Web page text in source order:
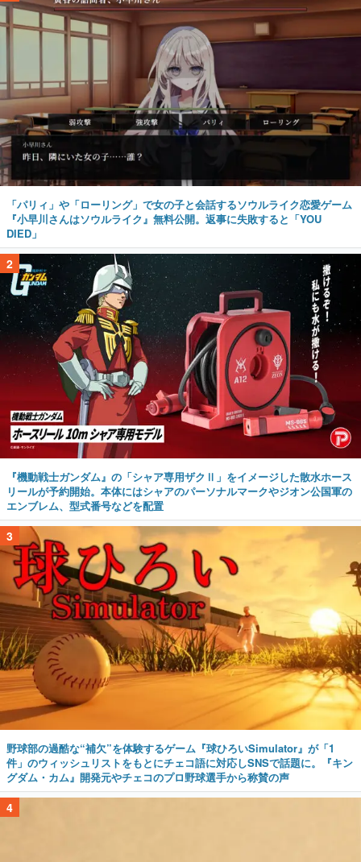
「パリィ」や「ローリング」で女の子と会話するソウルライク恋愛ゲーム
『小早川さんはソウルライク』無料公開。返事に失敗すると「YOU
DIED」
2
『機動戦士ガンダム』の「シャア専用ザクⅡ」をイメージした散水ホース
リールが予約開始。本体にはシャアのパーソナルマークやジオン公国軍の
エンブレム、型式番号などを配置
3
野球部の過酷な“補欠”を体験するゲーム『球ひろいSimulator』が「1
件」のウィッシュリストをもとにチェコ語に対応しSNSで話題に。『キン
グダム・カム』開発元やチェコのプロ野球選手から称賛の声
4